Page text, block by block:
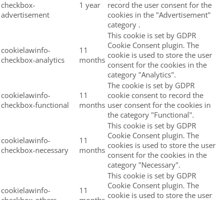
checkbox-
advertisement
1 year
record the user consent for the
cookies in the "Advertisement"
category .
cookielawinfo-
checkbox-analytics
11
months
This cookie is set by GDPR
Cookie Consent plugin. The
cookie is used to store the user
consent for the cookies in the
category "Analytics".
cookielawinfo-
checkbox-functional
11
months
The cookie is set by GDPR
cookie consent to record the
user consent for the cookies in
the category "Functional".
cookielawinfo-
checkbox-necessary
11
months
This cookie is set by GDPR
Cookie Consent plugin. The
cookies is used to store the user
consent for the cookies in the
category "Necessary".
cookielawinfo-
11
This cookie is set by GDPR
Cookie Consent plugin. The
cookie is used to store the user